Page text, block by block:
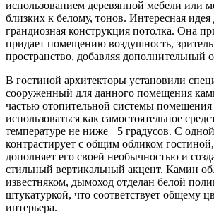
использованием деревянной мебели или
близких к белому, тонов. Интересная идея
грандиозная конструкция потолка. Она
придает помещению воздушность,
пространство, добавляя дополнительный
В гостиной архитекторы установили
сооруженный для данного помещения
частью отопительной системы
использоваться как самостоятельное
температуре не ниже +5 градусов. С
контрастирует с общим обликом
дополняет его своей необычностью и
стильный вертикальный акцент. Камин
известняком, дымоход отделан белой
штукатуркой, что соответствует общему
интерьера.